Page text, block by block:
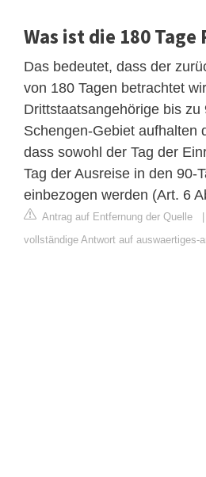
Was ist die 180 Tage
Das bedeutet, dass der
von 180 Tagen betrachtet
Drittstaatsangehörige bis zu
Schengen-Gebiet aufhalten
dass sowohl der Tag der
Tag der Ausreise in den 90-
einbezogen werden (Art. 6
Antrag auf Entfernung der Quelle
vollständige Antwort auf auswaertiges-